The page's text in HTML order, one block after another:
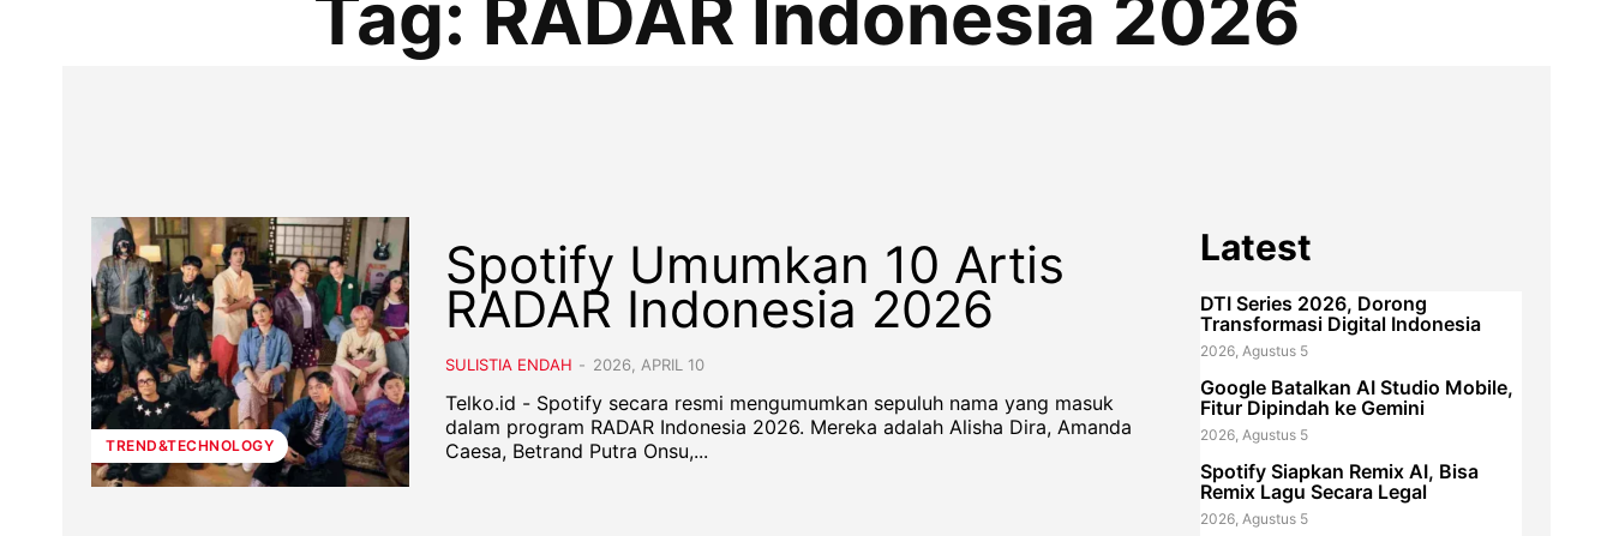
Tag: RADAR Indonesia 2026
TREND&TECHNOLOGY
Spotify Umumkan 10 Artis
RADAR Indonesia 2026
SULISTIA ENDAH - 2026, APRIL 10
Telko.id - Spotify secara resmi mengumumkan sepuluh nama yang masuk
dalam program RADAR Indonesia 2026. Mereka adalah Alisha Dira, Amanda
Caesa, Betrand Putra Onsu,...
Latest
DTI Series 2026, Dorong
Transformasi Digital Indonesia
2026, Agustus 5
Google Batalkan AI Studio Mobile,
Fitur Dipindah ke Gemini
2026, Agustus 5
Spotify Siapkan Remix AI, Bisa
Remix Lagu Secara Legal
2026, Agustus 5